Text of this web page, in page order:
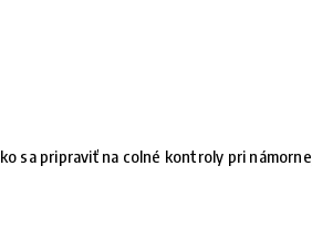
sa pripraviť na colné kontroly pri